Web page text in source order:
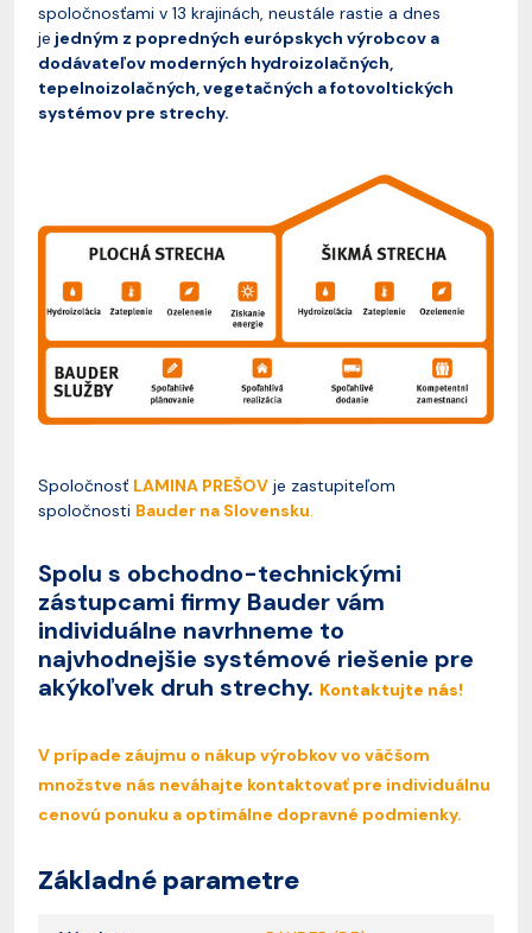
spoločnosťami v 13 krajinách, neustále rastie a dnes
je jedným z popredných európskych výrobcov a
dodávateľov moderných hydroizolačných,
tepelnoizolačných, vegetačných a fotovoltických
systémov pre strechy.
Spoločnosť LAMINA PREŠOV je zastupiteľom
spoločnosti Bauder na Slovensku.
Spolu s obchodno-technickými
zástupcami firmy Bauder vám
individuálne navrhneme to
najvhodnejšie systémové riešenie pre
akýkoľvek druh strechy. Kontaktujte nás!
V prípade záujmu o nákup výrobkov vo väčšom
množstve nás neváhajte kontaktovať pre individuálnu
cenovú ponuku a optimálne dopravné podmienky.
Základné parametre